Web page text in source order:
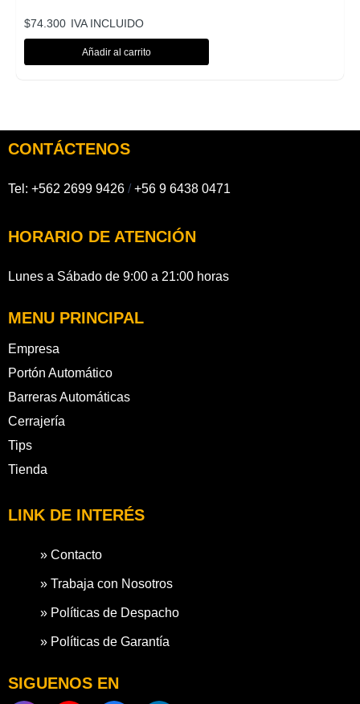
$74.300 IVA INCLUIDO
Añadir al carrito
CONTÁCTENOS
Tel: +562 2699 9426 / +56 9 6438 0471
HORARIO DE ATENCIÓN
Lunes a Sábado de 9:00 a 21:00 horas
MENU PRINCIPAL
Empresa
Portón Automático
Barreras Automáticas
Cerrajería
Tips
Tienda
LINK DE INTERÉS
» Contacto
» Trabaja con Nosotros
» Políticas de Despacho
» Políticas de Garantía
SIGUENOS EN